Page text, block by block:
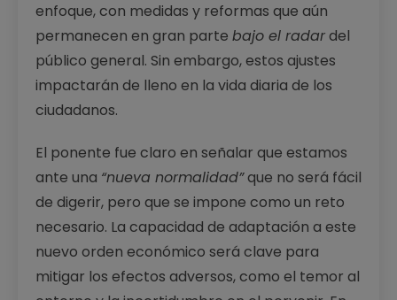
enfoque, con medidas y reformas que aún
permanecen en gran parte bajo el radardel
público general. Sin embargo, estos ajustes
impactarán de lleno en la vida diaria de los
ciudadanos.
El ponente fue claro en señalar que estamos
ante una “nueva normalidad”que no será fácil
de digerir, pero que se impone como un reto
necesario. La capacidad de adaptación a este
nuevo orden económico será clave para
mitigar los efectos adversos, como el temor al